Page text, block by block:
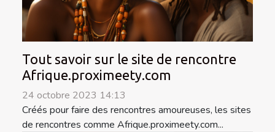
Tout savoir sur le site de rencontre
Afrique.proximeety.com
24 octobre 2023 14:13
Créés pour faire des rencontres amoureuses, les sites
de rencontres comme Afrique.proximeety.com...